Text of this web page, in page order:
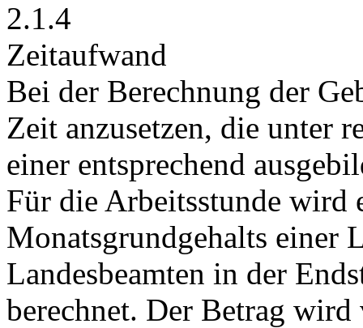
2.1.4
Zeitaufwand
Bei der Berechnung der
Zeit anzusetzen, die unter
einer entsprechend
Für die Arbeitsstunde wird
Monatsgrundgehalts einer
Landesbeamten in der
berechnet. Der Betrag